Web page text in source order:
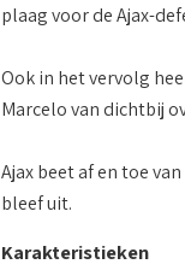
plaag voor de Ajax-
Ook in het vervolg
Marcelo van dichtbij
Ajax beet af en toe
bleef uit.
Karakteristieken